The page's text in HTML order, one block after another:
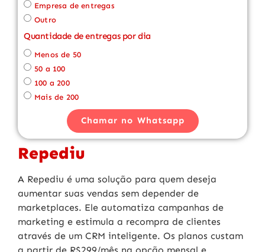
Empresa de entregas
Outro
Quantidade de entregas por dia
Menos de 50
50 a 100
100 a 200
Mais de 200
Chamar no Whatsapp
Repediu
A Repediu é uma solução para quem deseja
aumentar suas vendas sem depender de
marketplaces. Ele automatiza campanhas de
marketing e estimula a recompra de clientes
através de um CRM inteligente. Os planos custam